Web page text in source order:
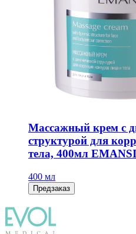
Массажный крем с
структурой для
тела, 400мл EMANSI
400 мл
Предзаказ